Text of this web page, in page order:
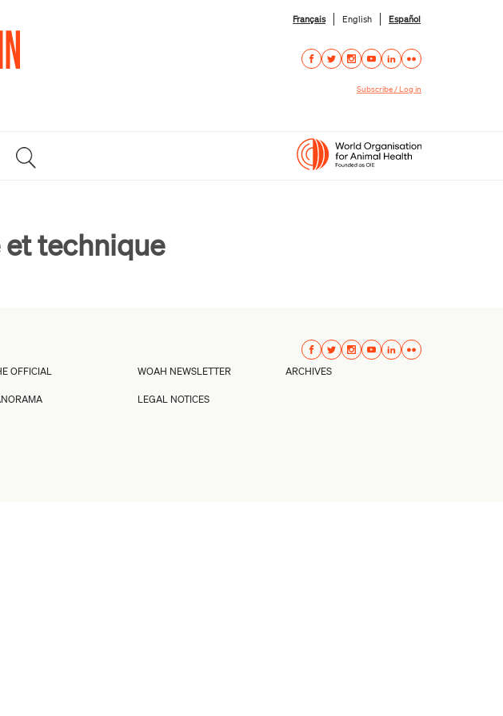
Français English Español
Subscribe / Log in
technique
OFFICIAL WOAH NEWSLETTER ARCHIVES
LEGAL NOTICES